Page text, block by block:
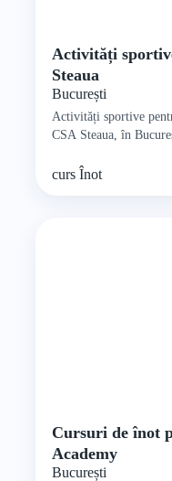
Activități
Steaua
București
Activități sportive
CSA Steaua, în
curs Înot
Cursuri de înot
Academy
București